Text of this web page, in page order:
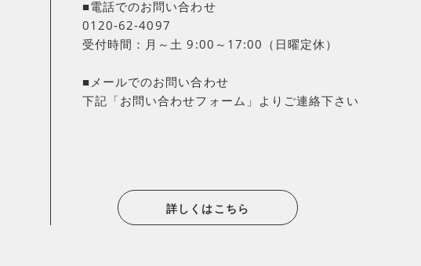
■電話でのお問い合わせ
0120-62-4097
受付時間：月～土 9:00～17:00（日曜定休）
■メールでのお問い合わせ
下記「お問い合わせフォーム」よりご連絡下さい
詳しくはこちら